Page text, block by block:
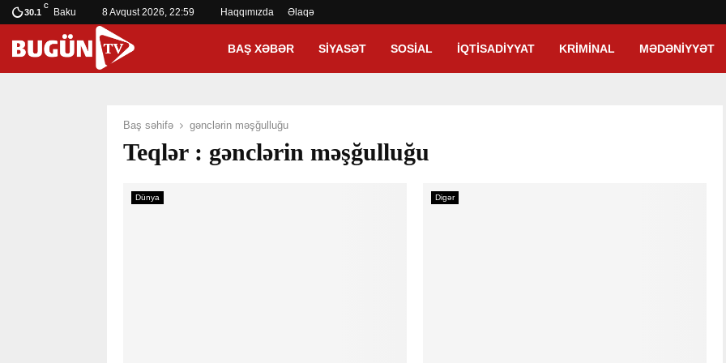
30.1
C
Baku 8 Avqust 2026, 22:59 Haqqımızda Əlaqə
BAŞ XƏBƏR SIYASƏT SOSIAL İQTISADIYYAT KRIMINAL MƏDƏNIYYƏT
Baş səhifə gənclərin məşğulluğu
Teqlər : gənclərin məşğulluğu
Dünya Digər